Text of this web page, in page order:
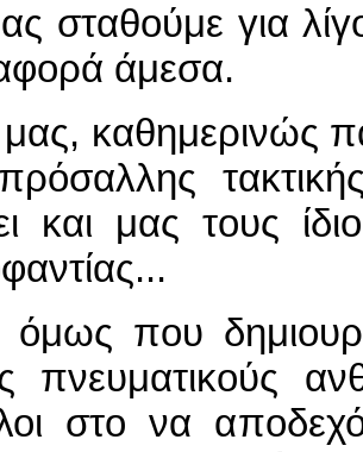
σταθούμε για
άμεσα.
καθημερινώς
και μας τους
όμως που
πνευματικούς
στο να